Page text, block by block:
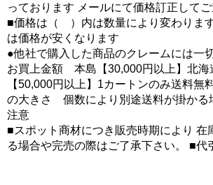
っております メールにて価格訂正して
■価格は（ ）内は数量により変わりま
は価格が安くなります
●他社で購入した商品のクレームには一
お買上金額 本島【30,000円以上】北海
【50,000円以上】1カートンのみ送料
の大きさ 個数により別途送料が掛かる
注意
■スポット商材につき販売時期により 在
る場合や完売の際はご了承下さい。 ■代